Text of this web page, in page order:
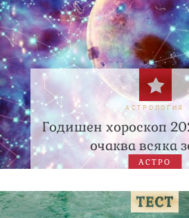
АСТРОЛОГИЯ
Годишен хороскоп
очаква всяка
АСТРО